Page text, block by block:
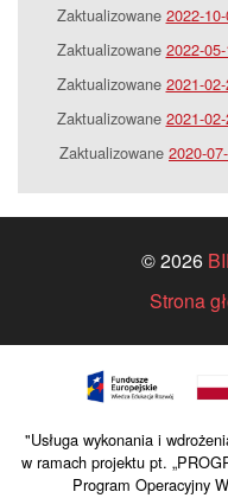
Zaktualizowane 2022-
Zaktualizowane 2022-
Zaktualizowane 2021-
Zaktualizowane 2021-
Zaktualizowane 2020-
© 2026
Strona
"Usługa wykonania i
w ramach projektu pt.
Program Operacyjny